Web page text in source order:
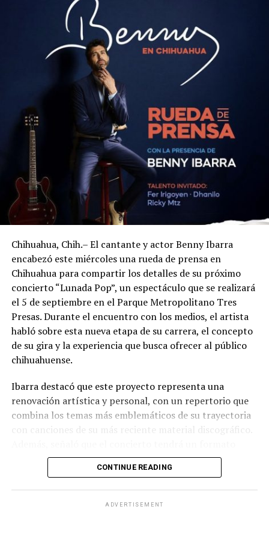
Chihuahua, Chih.– El cantante y actor Benny Ibarra
encabezó este miércoles una rueda de prensa en
Chihuahua para compartir los detalles de su próximo
concierto “Lunada Pop”, un espectáculo que se realizará
el 5 de septiembre en el Parque Metropolitano Tres
Presas. Durante el encuentro con los medios, el artista
habló sobre esta nueva etapa de su carrera, el concepto
de su gira y la experiencia que busca ofrecer al público
chihuahuense.
Ibarra destacó que este proyecto representa una
renovación artística y personal, con un repertorio que
combina los temas más emblemáticos de su trayectoria
con canciones de su más reciente material discográfico.
pensado para disfrutarse al aire libre, acompañado de
propuestas gastronómicas, talento local y una
atmósfera de convivencia.
CONTINUE READING
ADVERTISEMENT